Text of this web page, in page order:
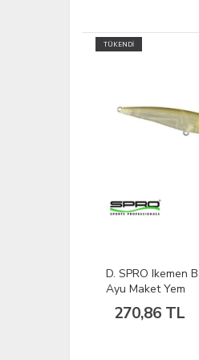
TÜKENDİ
D. SPRO Chibi
Poison Frog Maket
234,74 TL